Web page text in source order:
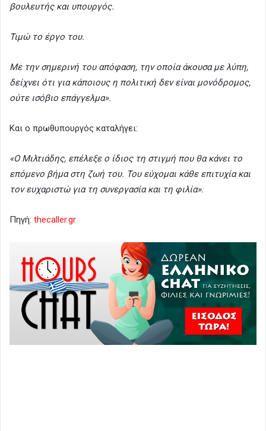
βουλευτής και υπουργός.
Τιμώ το έργο του.
Με την σημερινή του απόφαση, την οποία άκουσα με λύπη,
δείχνει ότι για κάποιους η πολιτική δεν είναι μονόδρομος,
ούτε ισόβιο επάγγελμα».
Και ο πρωθυπουργός καταλήγει:
«Ο Μιλτιάδης, επέλεξε ο ίδιος τη στιγμή που θα κάνει το
επόμενο βήμα στη ζωή του. Του εύχομαι κάθε επιτυχία και
τον ευχαριστώ για τη συνεργασία και τη φιλία».
Πηγή: thecaller.gr